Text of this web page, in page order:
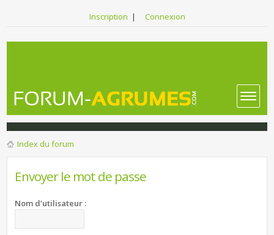
Inscription | Connexion
Index du forum
Envoyer le mot de passe
Nom d’utilisateur :